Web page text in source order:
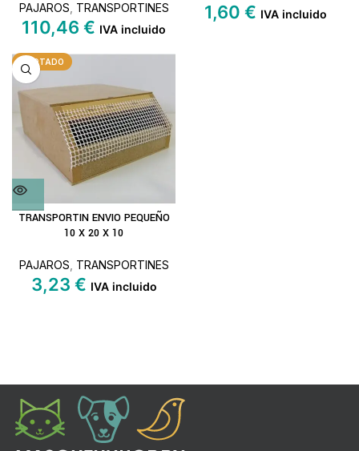
PAJAROS TRANSPORTINES
110,46 € IVA incluido
1,60 € IVA incluido
AGOTADO
TRANSPORTIN ENVIO PEQUEÑO
10 X 20 X 10
PAJAROS TRANSPORTINES
3,23 € IVA incluido